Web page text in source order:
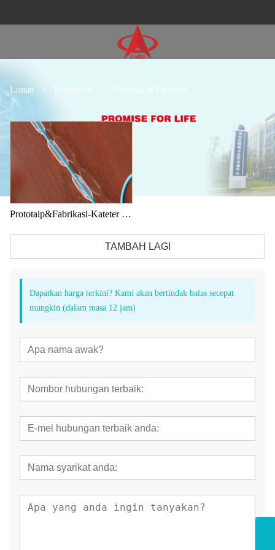
Laman > Keupayaan Prototaip & Fabrikasi
Prototaip&Fabrikasi-Kateter Belon
TAMBAH LAGI
Dapatkan harga terkini? Kami akan bertindak balas secepat
mungkin (dalam masa 12 jam)